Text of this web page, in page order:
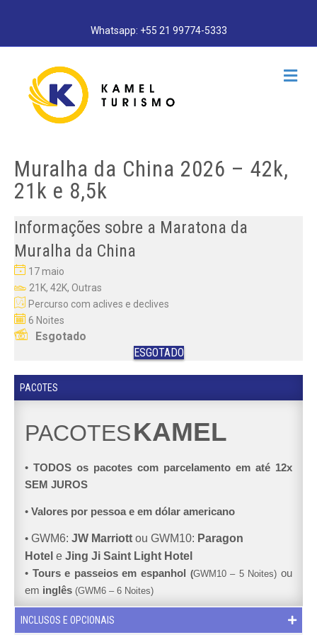
Whatsapp: +55 21 99774-5333
Muralha da China 2026 – 42k,
21k e 8,5k
Informações sobre a Maratona da
Muralha da China
17 maio
21K, 42K, Outras
Percurso com aclives e declives
6 Noites
Esgotado
ESGOTADO
PACOTES
PACOTESKAMEL
• TODOS os pacotes com parcelamento em até 12x
SEM JUROS
• Valores por pessoa e em dólar americano
• GWM6: JW Marriott ou GWM10: Paragon
Hotel e Jing Ji Saint Light Hotel
• Tours e passeios em espanhol (GWM10 – 5 Noites)ou
em inglês (GWM6 – 6 Noites)
INCLUSOS E OPCIONAIS